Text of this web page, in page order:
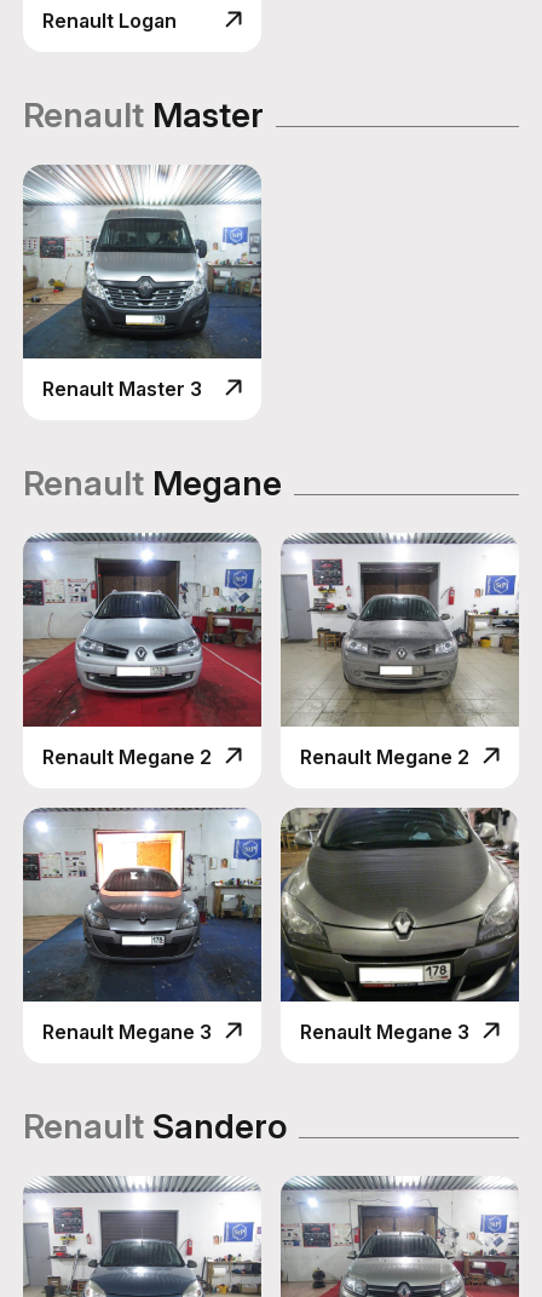
Renault Logan
Renault Master
Renault Master 3
Renault Megane
Renault Megane 2 Renault Megane 2
Renault Megane 3 Renault Megane 3
Renault Sandero